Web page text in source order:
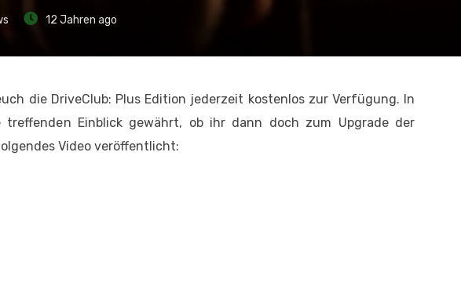
12 Jahren ago
die DriveClub: Plus Edition jederzeit kostenlos zur Verfügung. In
Einblick gewährt, ob ihr dann doch zum Upgrade der
Video veröffentlicht: